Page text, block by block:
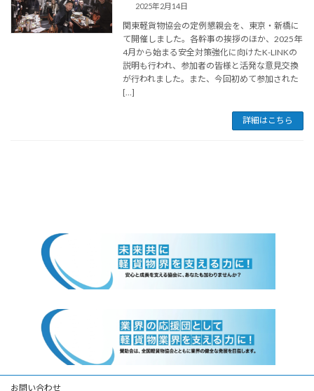
2025年2月14日
関東軽貨物協会の定例懇親会を、東京・新橋に
て開催しました。各幹事の挨拶のほか、2025年
4月から始まる安全対策強化に向けたK-LINKの
説明も行われ、参加者の皆様と活発な意見交換
が行われました。また、今回初めて参加された
[…]
詳細はこちら
お問い合わせ